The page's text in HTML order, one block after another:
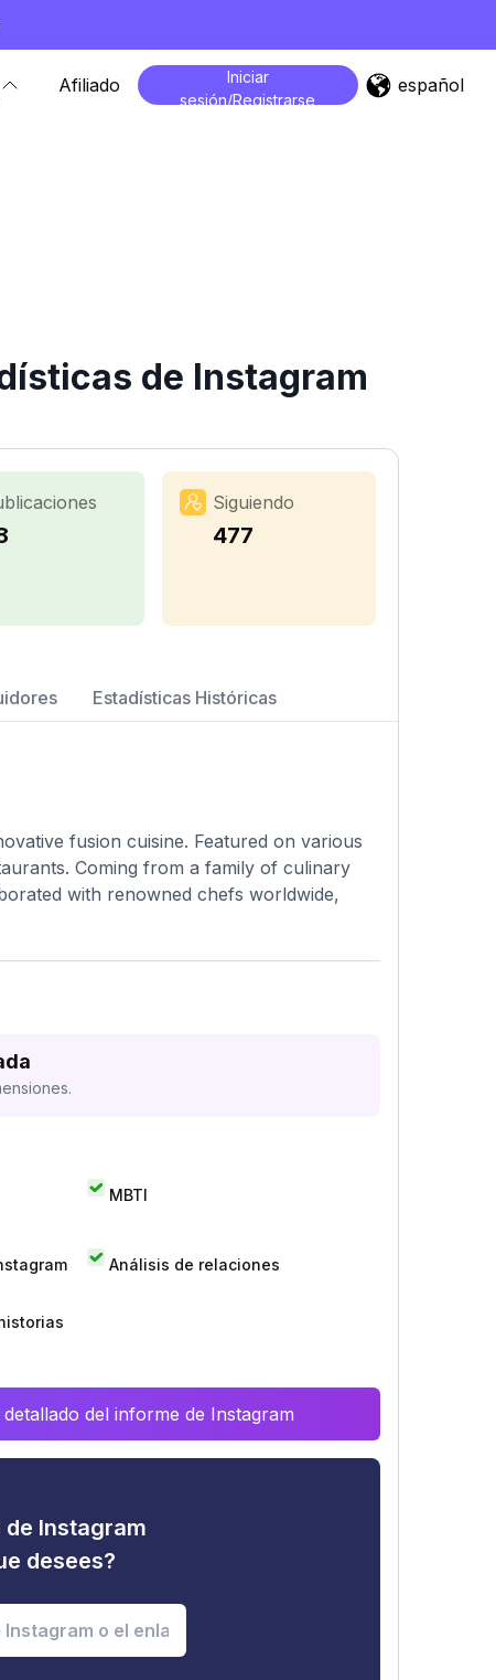
Afiliado
Iniciar
sesión/Registrarse
español
de Instagram
Siguiendo
477
Estadísticas Históricas
fusion cuisine. Featured on various
Coming from a family of culinary
with renowned chefs worldwide,
MBTI
Análisis de relaciones
del informe de Instagram
Instagram
desees?